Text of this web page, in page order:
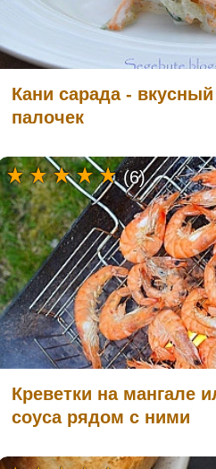
Кани сарада -
палочек
Креветки на мангале
соуса рядом с ними
(6)